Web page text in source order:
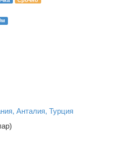
Анталия, Турция